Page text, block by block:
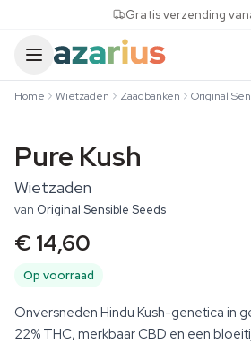
Gratis verzending
Home Wietzaden Zaadbanken Original
Pure Kush
Wietzaden
van Original Sensible Seeds
€ 14,60
Op voorraad
Onversneden Hindu Kush-genetica in
22% THC, merkbaar CBD en een